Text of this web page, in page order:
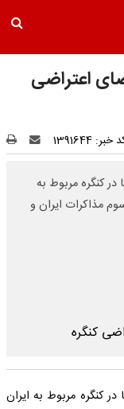
اعتراضی
خبر: 1391644
کنگره مربوط به
قبل از دور سوم مذاکرات ایران و
کنگره مربوط به ایران